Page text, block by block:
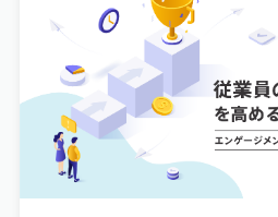
ウェルビーイ
健康経
心理的安